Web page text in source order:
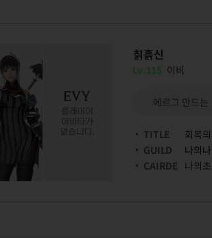
칡흙신
Lv.115 이비
에르그 만드는
TITLE
회복
GUILD
나의
CAIRDE 나의